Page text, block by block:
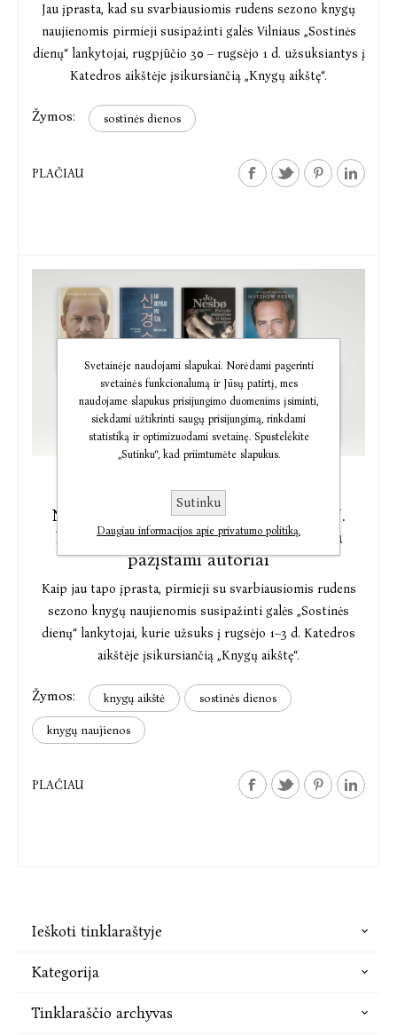
Jau įprasta, kad su svarbiausiomis rudens sezono knygų
naujienomis pirmieji susipažinti galės Vilniaus „Sostinės
dienų“ lankytojai, rugpjūčio 30 – rugsėjo 1 d. užsuksiantys į
Katedros aikštėje įsikursiančią „Knygų aikštę“.
Žymos: sostinės dienos
PLAČIAU
Naujienos „Sostinės dienose“: nauja J.
Nesbø knyga, laukti memuarai ir jau
pažįstami autoriai
Kaip jau tapo įprasta, pirmieji su svarbiausiomis rudens
sezono knygų naujienomis susipažinti galės „Sostinės
dienų“ lankytojai, kurie užsuks į rugsėjo 1–3 d. Katedros
aikštėje įsikursiančią „Knygų aikštę“.
Žymos: knygų aikštė sostinės dienos
knygų naujienos
PLAČIAU
Ieškoti tinklaraštyje
Kategorija
Tinklaraščio archyvas
Svetainėje naudojami slapukai. Norėdami pagerinti
svetainės funkcionalumą ir Jūsų patirtį, mes
naudojame slapukus prisijungimo duomenims įsiminti,
siekdami užtikrinti saugų prisijungimą, rinkdami
statistiką ir optimizuodami svetainę. Spustelėkite
„Sutinku“, kad priimtumėte slapukus.
Sutinku
Daugiau informacijos apie privatumo politiką.